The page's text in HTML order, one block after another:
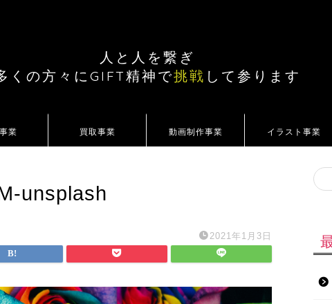
人と人を繋ぎ
くの方々にGIFT精神で挑戦 して参ります
業 買取事業 動画制作事業 イラスト事業
unsplash
2021年1月3日